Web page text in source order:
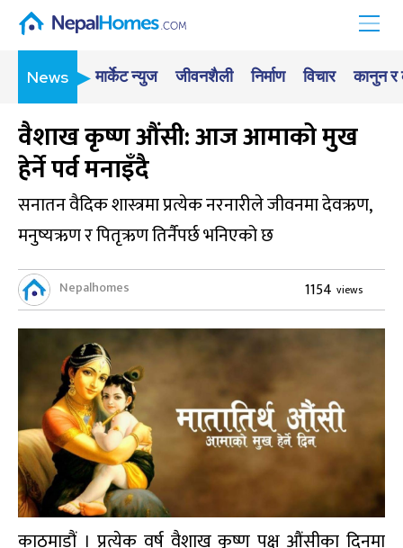
News मार्केट न्युज जीवनशैली निर्माण विचार कानुन
वैशाख कृष्ण औंसी: आज आमाको मुख
हेर्ने पर्व मनाइँदै
सनातन वैदिक शास्त्रमा प्रत्येक नरनारीले जीवनमा देवऋण,
मनुष्यऋण र पितृऋण तिर्नैपर्छ भनिएको छ
Nepalhomes 1154 views
काठमाडौं । प्रत्येक वर्ष वैशाख कृष्ण पक्ष औंसीका दिनमा